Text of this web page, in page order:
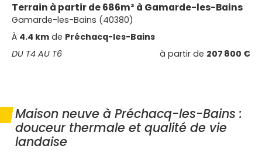
Terrain à partir de 686m² à Gamarde-les-Bains
Gamarde-les-Bains (40380)
À 4.4 km de Préchacq-les-Bains
DU T4 AU T6
à partir de 207 800 €
Maison neuve à Préchacq-les-Bains :
douceur thermale et qualité de vie
landaise